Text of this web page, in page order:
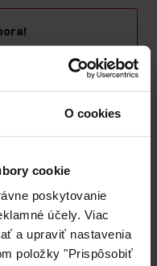
O cookies
cookie
poskytovanie
účely. Viac
a upraviť nastavenia
položky "Prispôsobiť
kabeliek, kufrov
a získajte 30
Kombinujte
započítava v košíku.